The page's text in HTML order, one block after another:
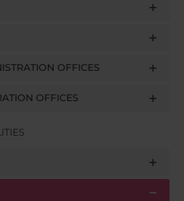
OFFICES
OFFICES